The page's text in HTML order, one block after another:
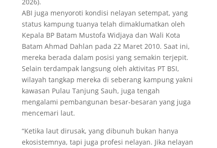
ABI juga menyoroti kondisi nelayan setempat, yang
status kampung tuanya telah dimaklumatkan oleh
Kepala BP Batam Mustofa Widjaya dan Wali Kota
Batam Ahmad Dahlan pada 22 Maret 2010. Saat ini,
mereka berada dalam posisi yang semakin terjepit.
Selain terdampak langsung oleh aktivitas PT BSI,
wilayah tangkap mereka di seberang kampung yakni
kawasan Pulau Tanjung Sauh, juga tengah
mengalami pembangunan besar-besaran yang juga
mencemari laut.
“Ketika laut dirusak, yang dibunuh bukan hanya
ekosistemnya, tapi juga profesi nelayan. Jika nelayan